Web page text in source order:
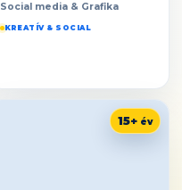
Social media & Grafika
KREATÍV & SOCIAL
15+